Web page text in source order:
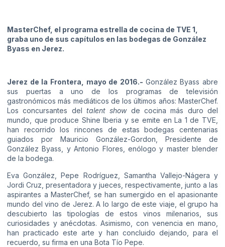
MasterChef, el programa estrella de cocina de TVE 1,
graba uno de sus capítulos en las bodegas de González
Byass en Jerez.
Jerez de la Frontera, mayo de 2016.- González Byass abre
sus puertas a uno de los programas de televisión
gastronómicos más mediáticos de los últimos años: MasterChef.
Los concursantes del talent showde cocina más duro del
mundo, que produce Shine Iberia y se emite en La 1 de TVE,
han recorrido los rincones de estas bodegas centenarias
guiados por Mauricio González-Gordon, Presidente de
González Byass, y Antonio Flores, enólogo y master blender
de la bodega.
Eva González, Pepe Rodríguez, Samantha Vallejo-Nágera y
Jordi Cruz, presentadora y jueces, respectivamente, junto a las
aspirantes a MasterChef, se han sumergido en el apasionante
mundo del vino de Jerez. A lo largo de este viaje, el grupo ha
descubierto las tipologías de estos vinos milenarios, sus
curiosidades y anécdotas. Asimismo, con venencia en mano,
han practicado este arte y han concluido dejando, para el
recuerdo, su firma en una Bota Tío Pepe.